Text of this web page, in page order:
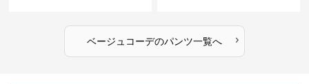
ベージュコーデのパンツ一覧へ ›